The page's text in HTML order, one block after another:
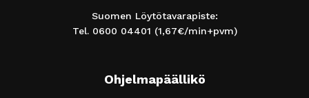
Suomen Löytötavarapiste:
Tel. 0600 04401 (1,67€/min+pvm)
Ohjelmapäällikö